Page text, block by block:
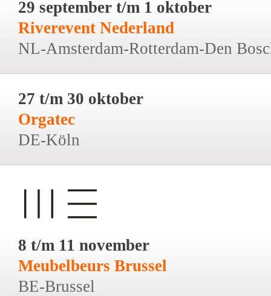
29 september t/m 1 oktober
Riverevent Nederland
NL-Amsterdam-Rotterdam-Den
27 t/m 30 oktober
Orgatec
DE-Köln
8 t/m 11 november
Meubelbeurs Brussel
BE-Brussel